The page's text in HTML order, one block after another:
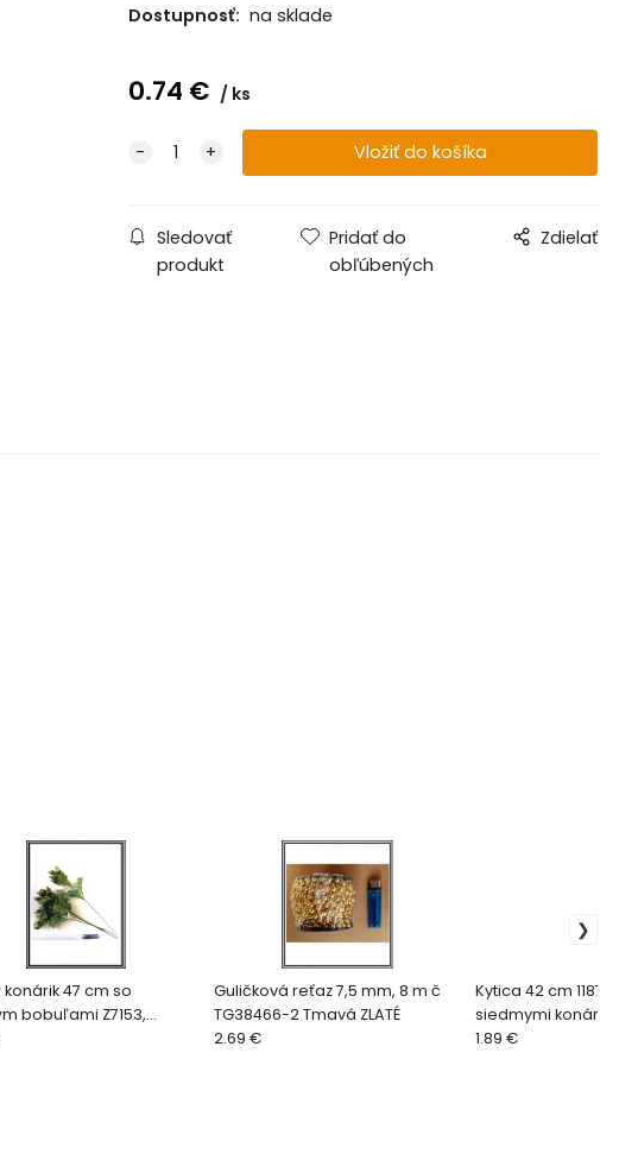
Dostupnosť: na sklade
0.74 € ks
Sledovať
produkt
Pridať do
obľúbených
Zdielať
konárik 47 cm so
bobuľami Z7153,
Guličková reťaz 7,5 mm, 8 m č
TG38466-2 Tmavá ZLATÉ
2.69 €
Kytica 42 cm 1187
siedmymi konárikmi
1.89 €